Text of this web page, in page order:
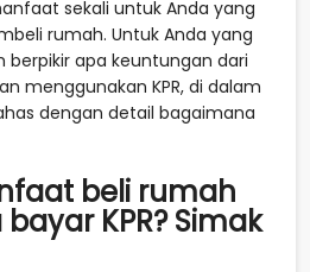
sekali untuk Anda yang
rumah. Untuk Anda yang
berpikir apa keuntungan dari
menggunakan KPR, di dalam
dengan detail bagaimana
beli rumah
KPR? Simak